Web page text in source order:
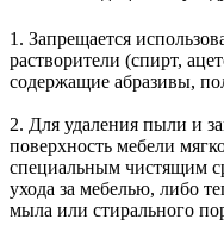
1. Запрещается
растворители (спирт,
содержащие абразивы,
2. Для удаления пыли и
поверхность мебели
специальным чистящим
ухода за мебелью, либо
мыла или стирального